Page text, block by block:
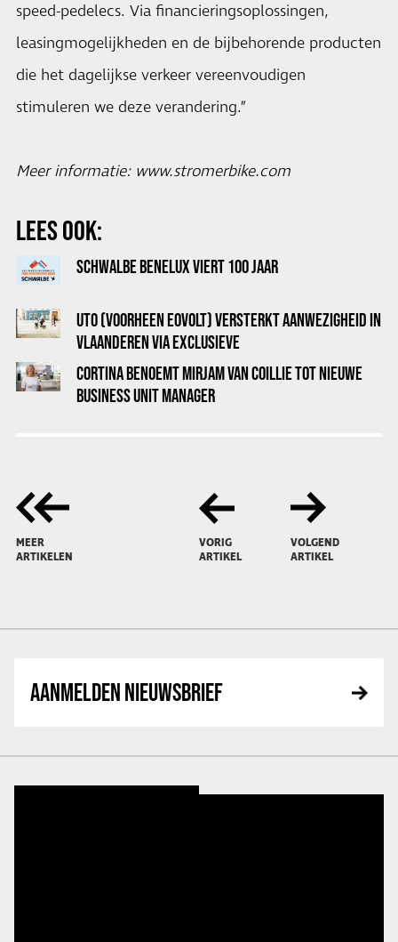
speed-pedelecs. Via financieringsoplossingen,
leasingmogelijkheden en de bijbehorende producten
die het dagelijkse verkeer vereenvoudigen
stimuleren we deze verandering.”
Meer informatie: www.stromerbike.com
LEES OOK:
SCHWALBE BENELUX VIERT 100 JAAR
UTO (VOORHEEN EOVOLT) VERSTERKT AANWEZIGHEID IN
VLAANDEREN VIA EXCLUSIEVE
DISTRIBUTIESAMENWERKING MET PENDLR
CORTINA BENOEMT MIRJAM VAN COILLIE TOT NIEUWE
BUSINESS UNIT MANAGER
MEER
ARTIKELEN
VORIG
ARTIKEL
VOLGEND
ARTIKEL
AANMELDEN NIEUWSBRIEF